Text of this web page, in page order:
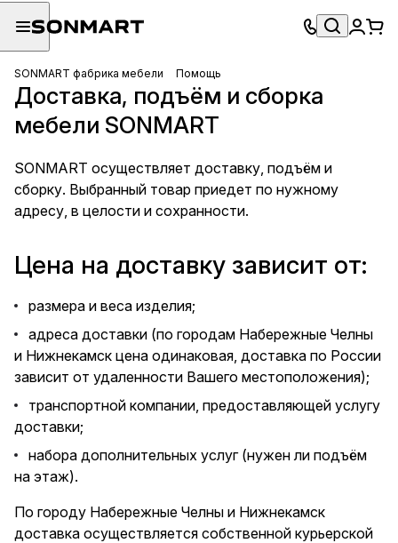
SONMART фабрика мебели Помощь
Доставка, подъём и сборка
мебели SONMART
SONMART осуществляет доставку, подъём и
сборку. Выбранный товар приедет по нужному
адресу, в целости и сохранности.
Цена на доставку зависит от:
размера и веса изделия;
адреса доставки (по городам Набережные Челны
и Нижнекамск цена одинаковая, доставка по России
зависит от удаленности Вашего местоположения);
транспортной компании, предоставляющей услугу
доставки;
набора дополнительных услуг (нужен ли подъём
на этаж).
По городу Набережные Челны и Нижнекамск
доставка осуществляется собственной курьерской